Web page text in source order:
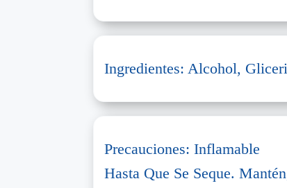
Ingredientes: Alcohol,
Precauciones: Inflamable
Hasta Que Se Seque.